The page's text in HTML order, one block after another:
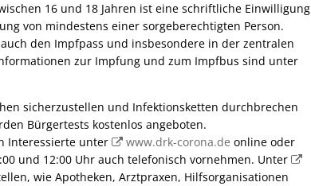
16 und 18 Jahren ist eine schriftliche Einwilligung
von mindestens einer sorgeberechtigten Person.
den Impfpass und insbesondere in der zentralen
zur Impfung und zum Impfbus sind unter
sicherzustellen und Infektionsketten durchbrechen
Bürgertests kostenlos angeboten.
Interessierte unter
www.drk-corona.de online oder
und 12:00 Uhr auch telefonisch vornehmen. Unter
wie Apotheken, Arztpraxen, Hilfsorganisationen